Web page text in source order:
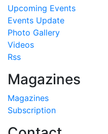
Upcoming Events
Events Update
Photo Gallery
Videos
Rss
Magazines
Magazines
Subscription